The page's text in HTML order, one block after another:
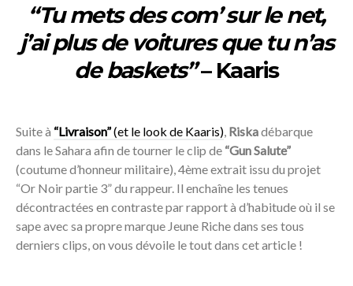
“Tu mets des com’ sur le net,
j’ai plus de voitures que tu n’as
de baskets”– Kaaris
Suite à “Livraison”(et le look de Kaaris) Riskadébarque
dans le Sahara afin de tourner le clip de “Gun Salute”
(coutume d’honneur militaire), 4ème extrait issu du projet
“Or Noir partie 3” du rappeur. Il enchaîne les tenues
décontractées en contraste par rapport à d’habitude où il se
sape avec sa propre marque Jeune Riche dans ses tous
derniers clips, on vous dévoile le tout dans cet article !